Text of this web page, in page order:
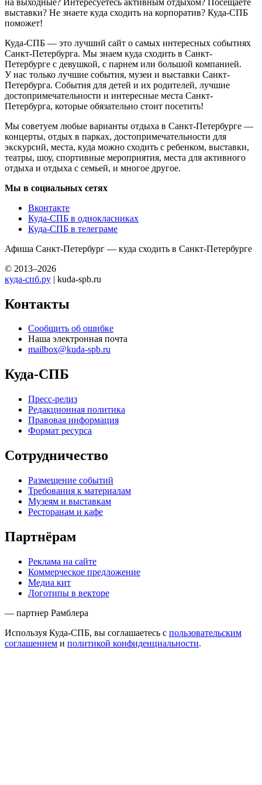
выставки? Не знаете куда сходить на корпоратив? Куда-СПБ
поможет!
Куда-СПБ — это лучший сайт о самых интересных событиях
Санкт-Петербурга. Мы знаем куда сходить в Санкт-
Петербурге с девушкой, с парнем или большой компанией.
У нас только лучшие события, музеи и выставки Санкт-
Петербурга. События для детей и их родителей, лучшие
достопримечательности и интересные места Санкт-
Петербурга, которые обязательно стоит посетить!
Мы советуем любые варианты отдыха в Санкт-Петербурге —
концерты, отдых в парках, достопримечательности для
экскурсий, места, куда можно сходить с ребенком, выставки,
театры, шоу, спортивные мероприятия, места для активного
отдыха и отдыха с семьей, и многое другое.
Мы в социальных сетях
Вконтакте
Куда-СПБ в однокласниках
Куда-СПБ в телеграме
Афиша Санкт-Петербург — куда сходить в Санкт-Петербурге
© 2013–2026
куда-спб.ру | kuda-spb.ru
Контакты
Сообщить об ошибке
Наша электронная почта
mailbox@kuda-spb.ru
Куда-СПБ
Пресс-релиз
Редакционная политика
Правовая информация
Формат ресурса
Сотрудничество
Размещение событий
Требования к материалам
Музеям и выставкам
Ресторанам и кафе
Партнёрам
Реклама на сайте
Коммерческое предложение
Медиа кит
Логотипы в векторе
— партнер Рамблера
Используя Куда-СПБ, вы соглашаетесь с пользовательским
соглашением и политикой конфиденциальности.